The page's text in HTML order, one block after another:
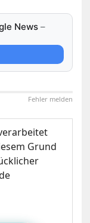
News –
Fehler melden
Grund